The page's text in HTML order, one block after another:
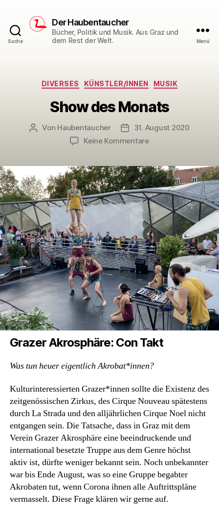
Suche
Der Haubentaucher
Bücher, Politik und Musik. Aus Graz und
dem Rest der Welt.
Menü
Kategorien
DIVERSES KÜNSTLER/INNEN MUSIK
Show des Monats
Beitragsautor
Von Haubentaucher Veröffentlichungsdatum
31. August 2020
Keine Kommentarezu
Monats
Grazer Akrosphäre: Con Takt
Was tun heuer eigentlich Akrobat*innen?
Kulturinteressierten Grazer*innen sollte die Existenz des
zeitgenössischen Zirkus, des Cirque Nouveau spätestens
durch La Strada und den alljährlichen Cirque Noel nicht
entgangen sein. Die Tatsache, dass in Graz mit dem
Verein Grazer Akrosphäre eine beeindruckende und
international besetzte Truppe aus dem Genre höchst
aktiv ist, dürfte weniger bekannt sein. Noch unbekannter
war bis Ende August, was so eine Gruppe begabter
Akrobaten tut, wenn Corona ihnen alle Auftrittspläne
vermasselt. Diese Frage klären wir gerne auf.